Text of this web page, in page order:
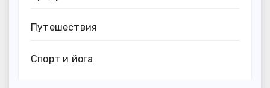
Путешествия
Спорт и йога